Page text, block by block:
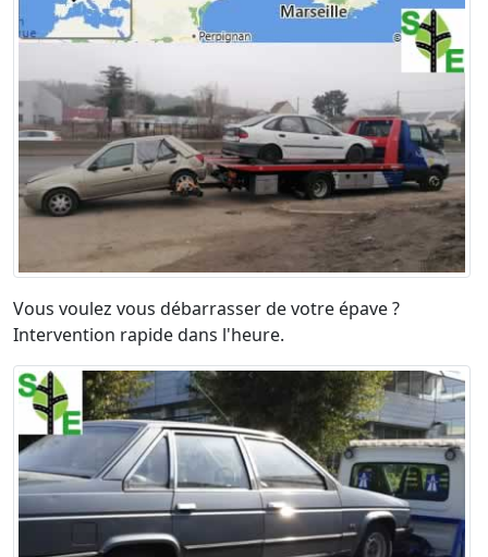
Vous voulez vous débarrasser de votre épave ?
Intervention rapide dans l'heure.